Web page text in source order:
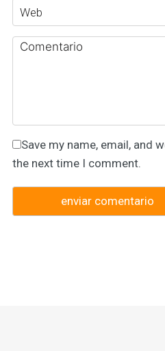
Save my name, email, and
the next time I comment.